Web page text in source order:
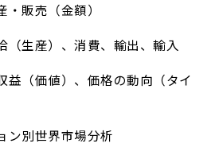
販売（金額）
（生産）、消費、輸出、輸入
益（価値）、価格の動向（タイ
ン別世界市場分析